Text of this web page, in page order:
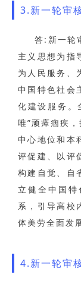
3.新一轮审
答:新一轮
主义思想为指
为人民服务、
中国特色社会
化建设服务。
唯”顽瘴痼疾
中心地位和本
评促建、以评
构建自觉、自
立健全中国
系，引导高校
体美劳全面发
4.新一轮审